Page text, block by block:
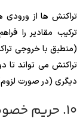
تراکنش ها از
ترکیب مقادیر را
(منطبق با خروجی
تراکنش می تواند
دیگری (در صورت لزوم)
10. حریم خصوصی